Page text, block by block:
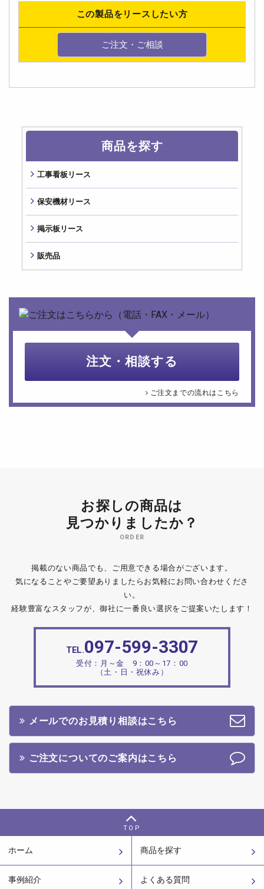
この製品をリースしたい方
ご注文・ご相談
商品を探す
⼯事看板リース
保安機材リース
掲⽰板リース
販売品
注文・相談する
ご注文までの流れはこちら
お探しの商品は
見つかりましたか？
ORDER
掲載のない商品でも、ご用意できる場合がございます。
気になることやご要望ありましたらお気軽にお問い合わせくださ
い。
経験豊富なスタッフが、御社に一番良い選択をご提案いたします！
TEL.097-599-3307
受付：月～金 9：00～17：00
（土・日・祝休み）
メールでのお見積り相談はこちら
ご注文についてのご案内はこちら
TOP
ホーム 商品を探す
事例紹介 よくある質問